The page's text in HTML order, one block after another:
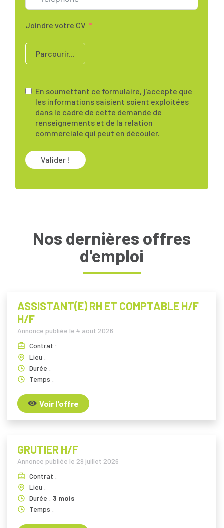
Joindre votre CV
Parcourir...
En soumettant ce formulaire, j'accepte que
les informations saisient soient exploitées
dans le cadre de cette demande de
renseignements et de la relation
commerciale qui peut en découler.
Valider !
Nos dernières offres
d'emploi
ASSISTANT(E) RH ET COMPTABLE H/F
H/F
Annonce publiée le 4 août 2026
Contrat :
Lieu :
Durée :
Temps :
Voir l'offre
GRUTIER H/F
Annonce publiée le 29 juillet 2026
Contrat :
Lieu :
Durée : 3 mois
Temps :